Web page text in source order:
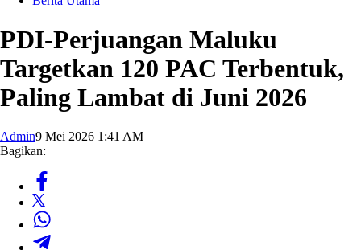
PDI-Perjuangan Maluku
Targetkan 120 PAC Terbentuk,
Paling Lambat di Juni 2026
Admin9 Mei 2026 1:41 AM
Bagikan: